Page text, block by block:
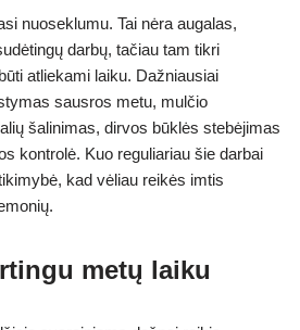
nuoseklumu. Tai nėra augalas,
darbų, tačiau tam tikri
atliekami laiku. Dažniausiai
sausros metu, mulčio
šalinimas, dirvos būklės stebėjimas
kontrolė. Kuo reguliariau šie darbai
kad vėliau reikės imtis
metų laiku